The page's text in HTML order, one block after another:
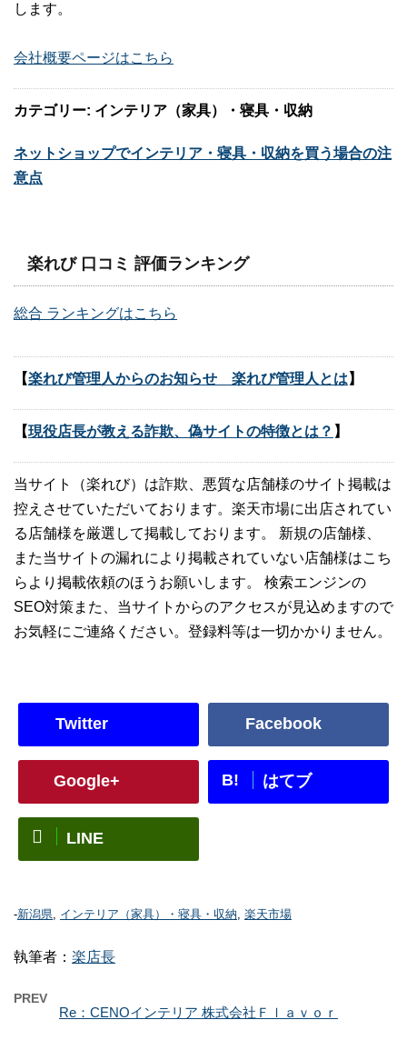
します。
会社概要ページはこちら
カテゴリー: インテリア（家具）・寝具・収納
ネットショップでインテリア・寝具・収納を買う場合の注
意点
楽れび 口コミ 評価ランキング
総合 ランキングはこちら
【楽れび管理人からのお知らせ 楽れび管理人とは 】
【現役店長が教える詐欺、偽サイトの特徴とは？ 】
当サイト（楽れび）は詐欺、悪質な店舗様のサイト掲載は
控えさせていただいております。楽天市場に出店されてい
る店舗様を厳選して掲載しております。 新規の店舗様、
また当サイトの漏れにより掲載されていない店舗様はこち
らより掲載依頼のほうお願いします。 検索エンジンの
SEO対策また、当サイトからのアクセスが見込めますので
お気軽にご連絡ください。登録料等は一切かかりません。
Twitter Facebook
Google+ B! はてブ
LINE
-新潟県, インテリア（家具）・寝具・収納, 楽天市場
執筆者： 楽店長
PREV
Re：CENOインテリア 株式会社Ｆｌａｖｏｒ